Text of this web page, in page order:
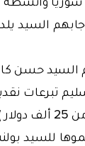
السيد
السيد حسن
ليرة تركية (أكثر
للسيد